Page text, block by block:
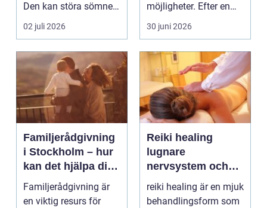
Den kan störa sömnen,
göra det svårt ...
02 juli 2026
möjligheter. Efter en
skada, sjukdom elle...
30 juni 2026
Familjerådgivning
i Stockholm – hur
kan det hjälpa dig
och din familj
Familjerådgivning är
en viktig resurs för
Reiki healing
lugnare
nervsystem och
mer balans i
vardagen
reiki healing är en mjuk
behandlingsform som